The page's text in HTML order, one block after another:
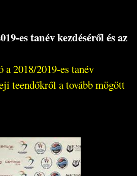
es tanév kezdéséről és az
a 2018/2019-es tanév
teendőkről a tovább mögött